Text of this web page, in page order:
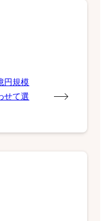
円規模
せて選